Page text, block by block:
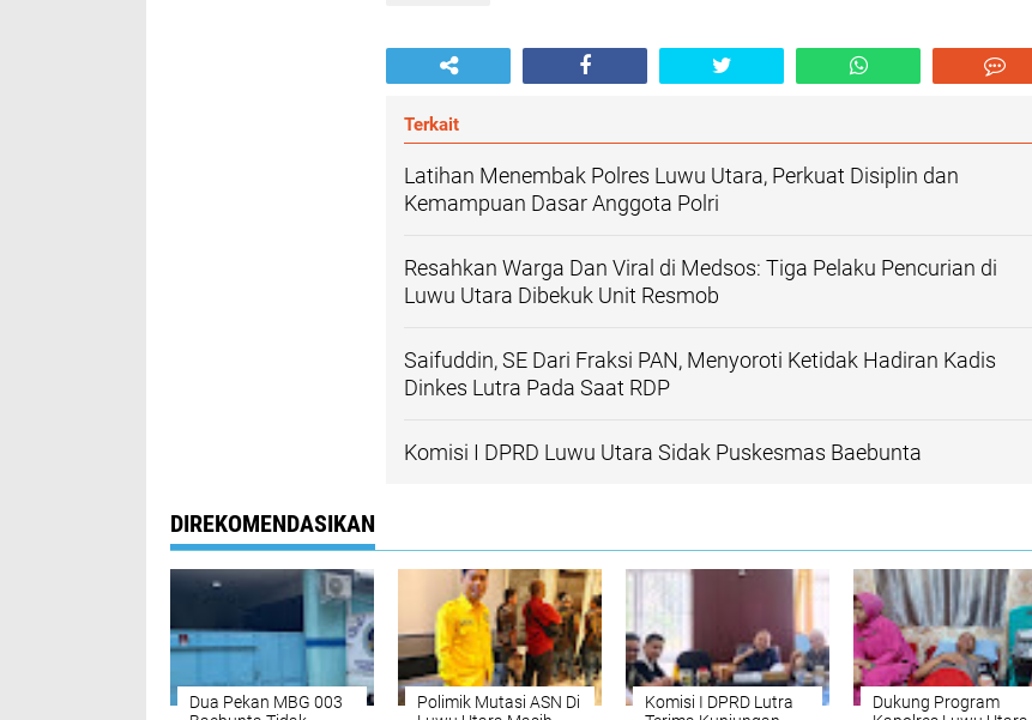
Terkait
Latihan Menembak Polres Luwu Utara, Perkuat Disiplin dan
Kemampuan Dasar Anggota Polri
Resahkan Warga Dan Viral di Medsos: Tiga Pelaku Pencurian di
Luwu Utara Dibekuk Unit Resmob
Saifuddin, SE Dari Fraksi PAN, Menyoroti Ketidak Hadiran Kadis
Dinkes Lutra Pada Saat RDP
Komisi I DPRD Luwu Utara Sidak Puskesmas Baebunta
DIREKOMENDASIKAN
Dua Pekan MBG 003
Polimik Mutasi ASN Di
Komisi I DPRD Lutra
Dukung Program